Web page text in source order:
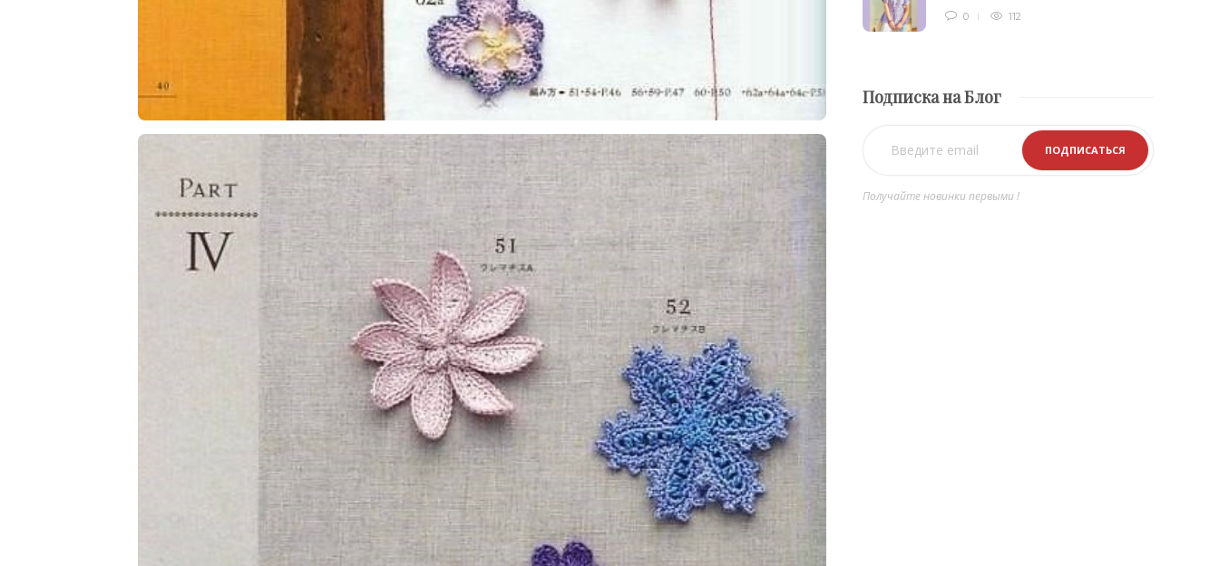
0 112
Подписка на Блог
Получайте новинки первыми !